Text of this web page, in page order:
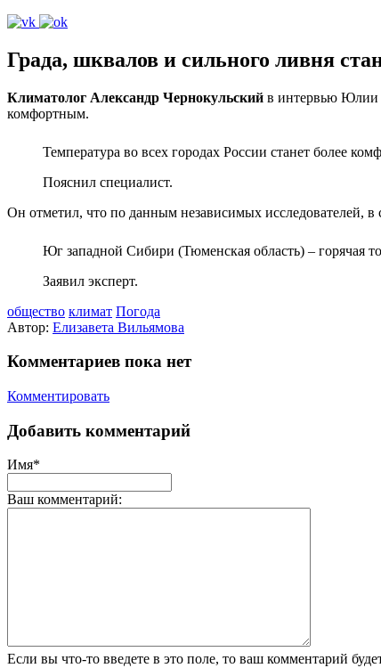
Града, шквалов и сильного ливня
Климатолог Александр Чернокульский в интервью Юлии
комфортным.
Температура во всех городах России станет более
Пояснил специалист.
Он отметил, что по данным независимых исследователей,
Юг западной Сибири (Тюменская область) – горячая
Заявил эксперт.
общество климат Погода
Автор: Елизавета Вильямова
Комментариев пока нет
Комментировать
Добавить комментарий
Имя*
Ваш комментарий:
Если вы что-то введете в это поле, то ваш комментарий